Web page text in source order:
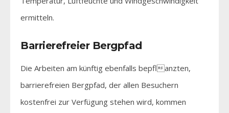
ermitteln.
Barrierefreier Bergpfad
Die Arbeiten am künftig ebenfalls bepflanzten,
barrierefreien Bergpfad, der allen Besuchern
kostenfrei zur Verfügung stehen wird, kommen